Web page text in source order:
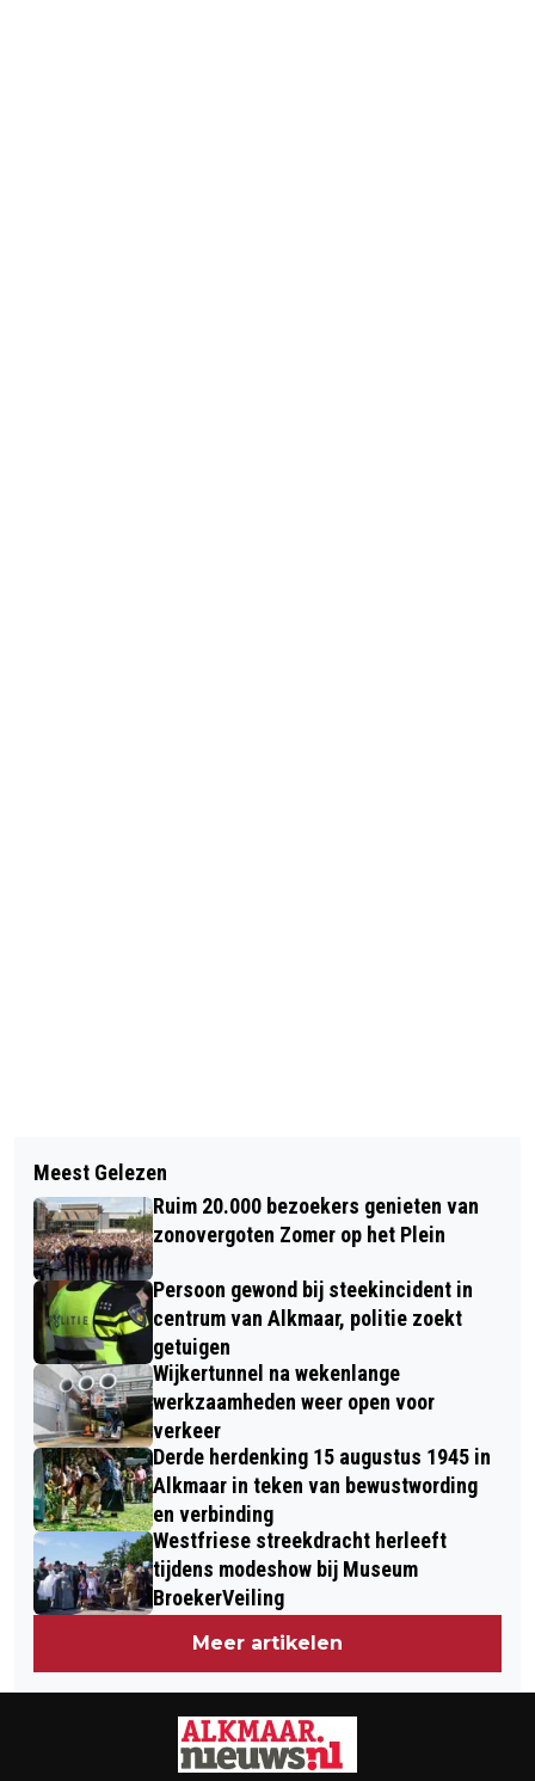
7000 BASISSCHOOLLEERLINGEN
BEZOEKEN ICE GAMES BIJ IJSBAAN
DE MEENT
WHAT A WONDERFUL WORLD:
GROOTSTE IJSSCULPTURENFESTIVAL
VAN EUROPA ULTIEM KERSTUITJE
Meest Gelezen
Ruim 20.000 bezoekers genieten van
zonovergoten Zomer op het Plein
Persoon gewond bij steekincident in
centrum van Alkmaar, politie zoekt
getuigen
Wijkertunnel na wekenlange
werkzaamheden weer open voor
verkeer
Derde herdenking 15 augustus 1945 in
Alkmaar in teken van bewustwording
en verbinding
Westfriese streekdracht herleeft
tijdens modeshow bij Museum
BroekerVeiling
Meer artikelen